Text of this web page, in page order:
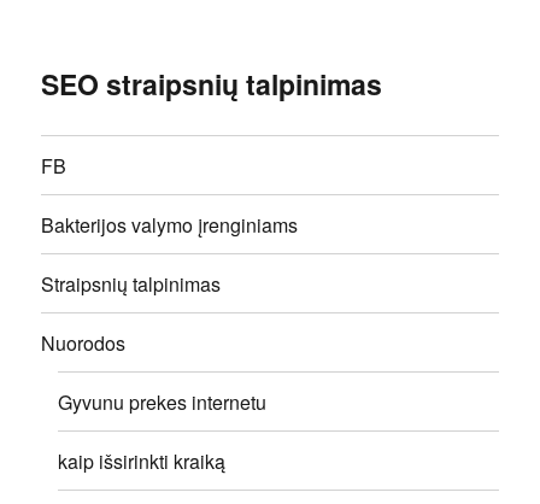
SEO straipsnių talpinimas
FB
Bakterijos valymo įrenginiams
Straipsnių talpinimas
Nuorodos
Gyvunu prekes internetu
kaip išsirinkti kraiką